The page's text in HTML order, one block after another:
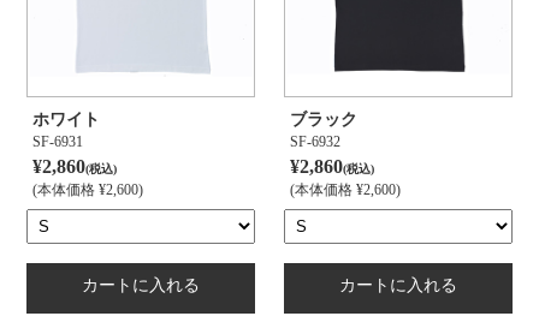
ホワイト
SF-6931
¥2,860(税込)
(本体価格 ¥2,600)
ブラック
SF-6932
¥2,860(税込)
(本体価格 ¥2,600)